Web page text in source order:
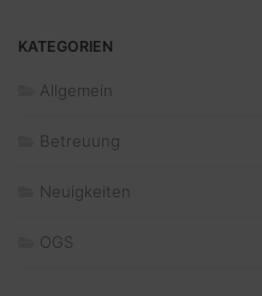
KATEGORIEN
Allgemein
Betreuung
Neuigkeiten
OGS